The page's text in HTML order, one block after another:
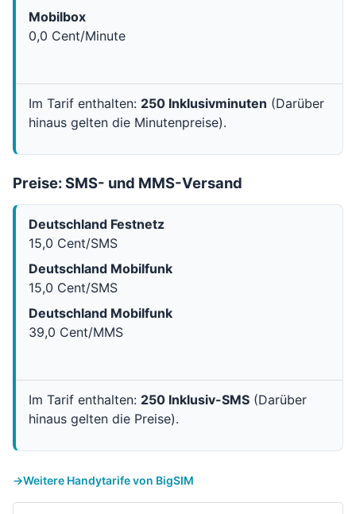
Mobilbox
0,0 Cent/Minute
Im Tarif enthalten: 250 Inklusivminuten (Darüber
hinaus gelten die Minutenpreise).
Preise: SMS- und MMS-Versand
Deutschland Festnetz
15,0 Cent/SMS
Deutschland Mobilfunk
15,0 Cent/SMS
Deutschland Mobilfunk
39,0 Cent/MMS
Im Tarif enthalten: 250 Inklusiv-SMS (Darüber
hinaus gelten die Preise).
Weitere Handytarife von BigSIM